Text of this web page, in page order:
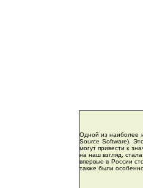
Одной из наиболее
Source Software).
могут привести к
на наш взгляд,
впервые в России
также были